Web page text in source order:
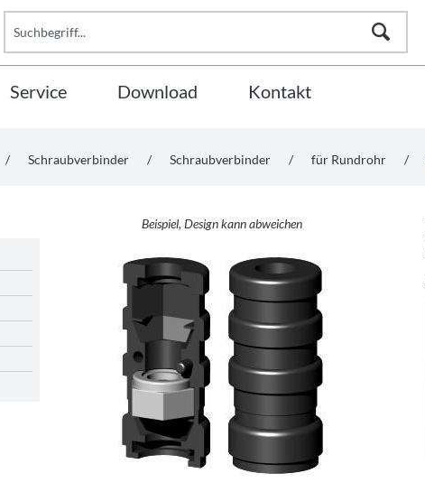
Service Download Kontakt
/ Schraubverbinder / Schraubverbinder / für Rundrohr /
Beispiel, Design kann abweichen